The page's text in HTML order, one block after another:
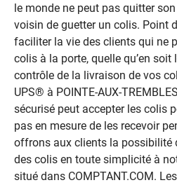
le monde ne peut pas quitter
voisin de guetter un colis. Point
faciliter la vie des clients qui ne
colis à la porte, quelle qu’en soit
contrôle de la livraison de vos
UPS® à POINTE-AUX-
sécurisé peut accepter les colis
pas en mesure de les recevoir
offrons aux clients la possibilité
des colis en toute simplicité à
situé dans COMPTANT.COM.